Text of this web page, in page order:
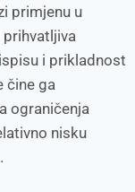
primjenu u
i prikladnost
čine ga
ograničenja
nisku